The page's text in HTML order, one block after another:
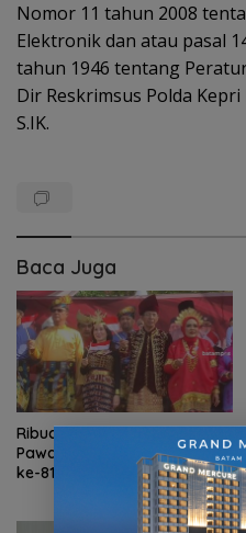
Nomor 11 tahun 2008
Elektronik dan atau pasal
tahun 1946 tentang
Dir Reskrimsus Polda
S.IK.
Baca Juga
Ribuan Warga Meriahkan
Pawai Pembangunan HUT RI
ke-81 di Batam